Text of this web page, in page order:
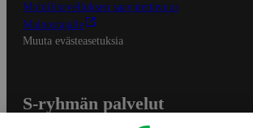
Mobiilisovelluksen saavutettavuus
Mainostajalle
Muuta evästeasetuksia
S-ryhmän palvelut